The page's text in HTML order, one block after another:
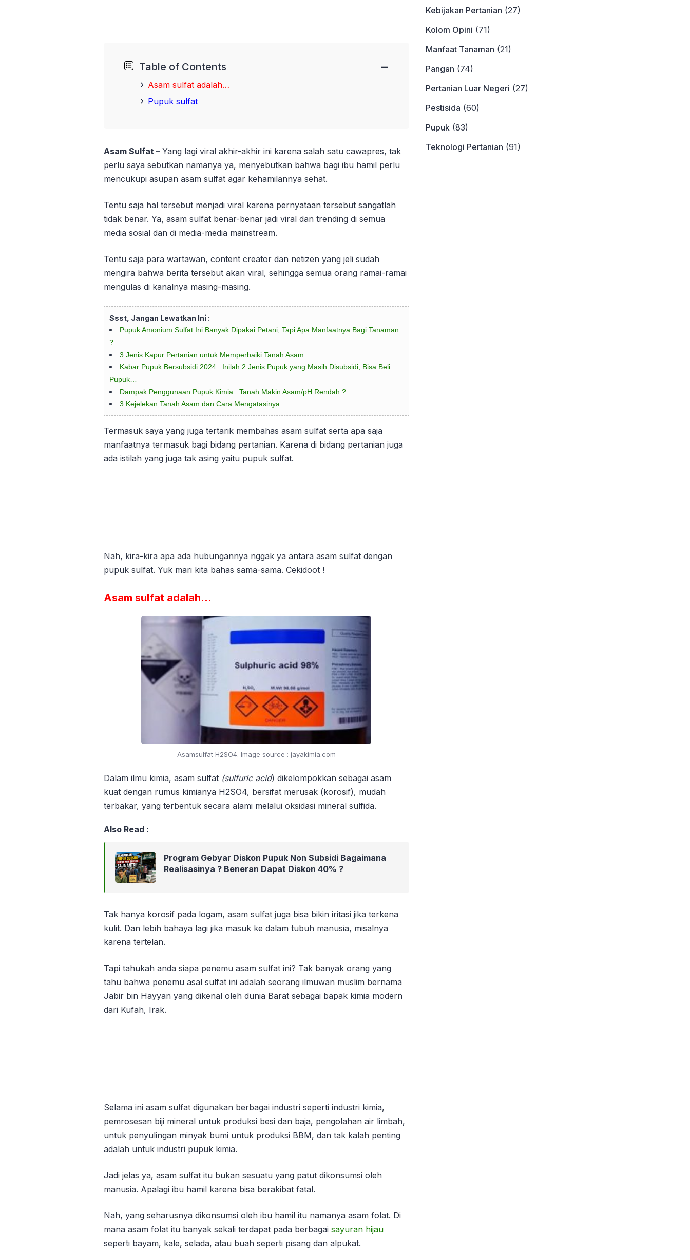
Table of Contents −
Asam sulfat adalah…
Pupuk sulfat
Asam Sulfat – Yang lagi viral akhir-akhir ini karena salah satu cawapres, tak
perlu saya sebutkan namanya ya, menyebutkan bahwa bagi ibu hamil perlu
mencukupi asupan asam sulfat agar kehamilannya sehat.
Tentu saja hal tersebut menjadi viral karena pernyataan tersebut sangatlah
tidak benar. Ya, asam sulfat benar-benar jadi viral dan trending di semua
media sosial dan di media-media mainstream.
Tentu saja para wartawan, content creator dan netizen yang jeli sudah
mengira bahwa berita tersebut akan viral, sehingga semua orang ramai-ramai
mengulas di kanalnya masing-masing.
Ssst, Jangan Lewatkan Ini :
Pupuk Amonium Sulfat Ini Banyak Dipakai Petani, Tapi Apa Manfaatnya Bagi Tanaman
?
3 Jenis Kapur Pertanian untuk Memperbaiki Tanah Asam
Kabar Pupuk Bersubsidi 2024 : Inilah 2 Jenis Pupuk yang Masih Disubsidi, Bisa Beli
Pupuk…
Dampak Penggunaan Pupuk Kimia : Tanah Makin Asam/pH Rendah ?
3 Kejelekan Tanah Asam dan Cara Mengatasinya
Termasuk saya yang juga tertarik membahas asam sulfat serta apa saja
manfaatnya termasuk bagi bidang pertanian. Karena di bidang pertanian juga
ada istilah yang juga tak asing yaitu pupuk sulfat.
Nah, kira-kira apa ada hubungannya nggak ya antara asam sulfat dengan
pupuk sulfat. Yuk mari kita bahas sama-sama. Cekidoot !
Asam sulfat adalah…
Asamsulfat H2SO4. Image source : jayakimia.com
Dalam ilmu kimia, asam sulfat (sulfuric acid) dikelompokkan sebagai asam
kuat dengan rumus kimianya H2SO4, bersifat merusak (korosif), mudah
terbakar, yang terbentuk secara alami melalui oksidasi mineral sulfida.
Also Read :
Program Gebyar Diskon Pupuk Non Subsidi Bagaimana
Realisasinya ? Beneran Dapat Diskon 40% ?
Tak hanya korosif pada logam, asam sulfat juga bisa bikin iritasi jika terkena
kulit. Dan lebih bahaya lagi jika masuk ke dalam tubuh manusia, misalnya
karena tertelan.
Tapi tahukah anda siapa penemu asam sulfat ini? Tak banyak orang yang
tahu bahwa penemu asal sulfat ini adalah seorang ilmuwan muslim bernama
Jabir bin Hayyan yang dikenal oleh dunia Barat sebagai bapak kimia modern
dari Kufah, Irak.
Selama ini asam sulfat digunakan berbagai industri seperti industri kimia,
pemrosesan biji mineral untuk produksi besi dan baja, pengolahan air limbah,
untuk penyulingan minyak bumi untuk produksi BBM, dan tak kalah penting
adalah untuk industri pupuk kimia.
Jadi jelas ya, asam sulfat itu bukan sesuatu yang patut dikonsumsi oleh
manusia. Apalagi ibu hamil karena bisa berakibat fatal.
Nah, yang seharusnya dikonsumsi oleh ibu hamil itu namanya asam folat. Di
mana asam folat itu banyak sekali terdapat pada berbagai sayuran hijau
seperti bayam, kale, selada, atau buah seperti pisang dan alpukat.
Kebijakan Pertanian (27)
Kolom Opini (71)
Manfaat Tanaman (21)
Pangan (74)
Pertanian Luar Negeri (27)
Pestisida (60)
Pupuk(83)
Teknologi Pertanian (91)